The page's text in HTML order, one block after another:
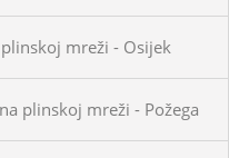
mreži - Osijek
plinskoj mreži - Požega